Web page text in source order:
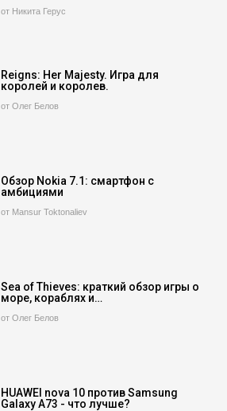
от Никита Герус
Reigns: Her Majesty. Игра для
королей и королев.
от Олег Белов
Обзор Nokia 7.1: смартфон с
амбициями
от Mansur Toktonaliev
Sea of Thieves: краткий обзор игры о
море, кораблях и…
от Олег Белов
HUAWEI nova 10 против Samsung
Galaxy A73 - что лучше?